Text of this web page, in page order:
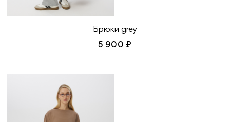
Брюки grey
5 900 ₽